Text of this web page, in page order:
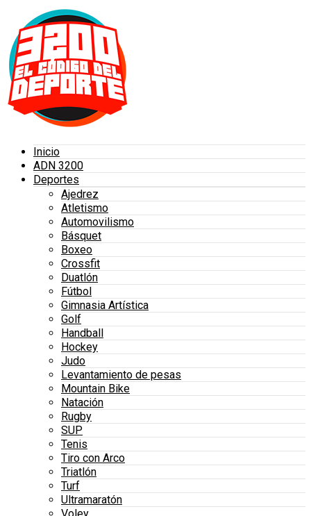
Inicio
ADN 3200
Deportes
Ajedrez
Atletismo
Automovilismo
Básquet
Boxeo
Crossfit
Duatlón
Fútbol
Gimnasia Artística
Golf
Handball
Hockey
Judo
Levantamiento de pesas
Mountain Bike
Natación
Rugby
SUP
Tenis
Tiro con Arco
Triatlón
Turf
Ultramaratón